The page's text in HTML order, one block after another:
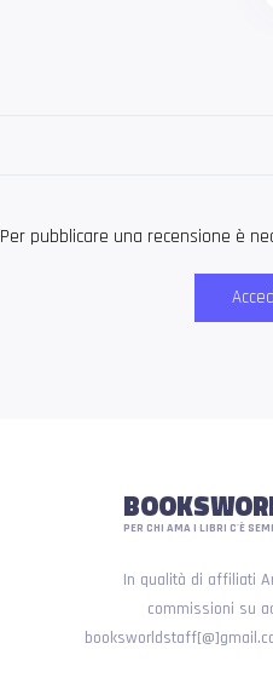
Per pubblicare una recensione è
PER CHI AMA I LIBRI C'È
In qualità di affiliati
commissioni su